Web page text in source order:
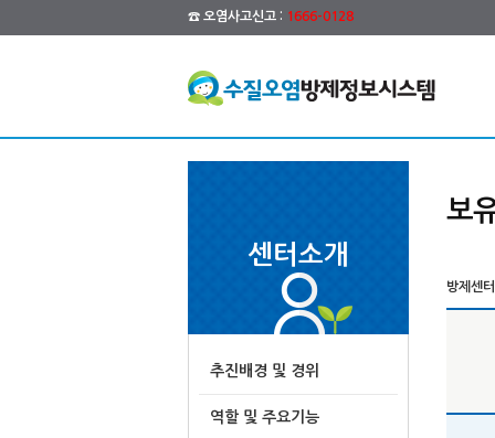
☎ 오염사고신고 : 1666-0128
센터소개
추진배경 및 경위
역할 및 주요기능
보
방제센